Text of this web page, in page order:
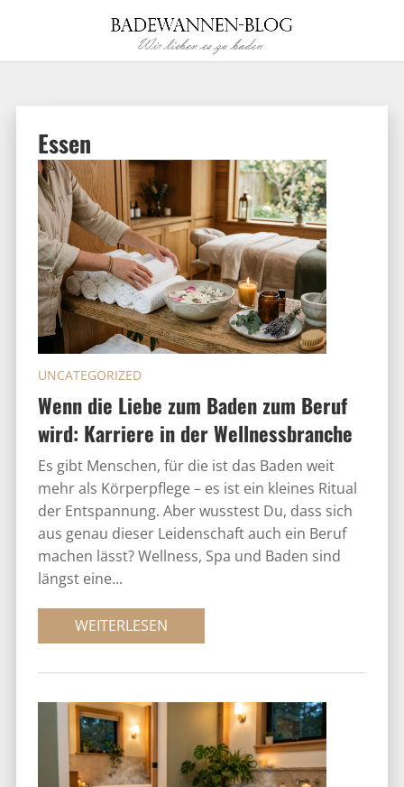
Essen
Wenn die Liebe zum Baden zum Beruf
wird: Karriere in der Wellnessbranche
UNCATEGORIZED
Es gibt Menschen, für die ist das Baden weit
mehr als Körperpflege – es ist ein kleines Ritual
der Entspannung. Aber wusstest Du, dass sich
aus genau dieser Leidenschaft auch ein Beruf
machen lässt? Wellness, Spa und Baden sind
längst eine...
WEITERLESEN